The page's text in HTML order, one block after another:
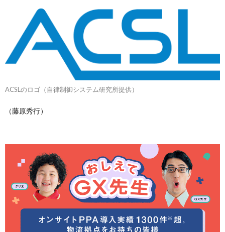
ACSLのロゴ（自律制御システム研究所提供）
（藤原秀行）